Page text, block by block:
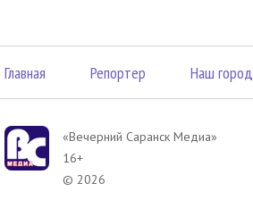
Главная Репортер Наш город
«Вечерний Саранск Mедиа»
16+
© 2026